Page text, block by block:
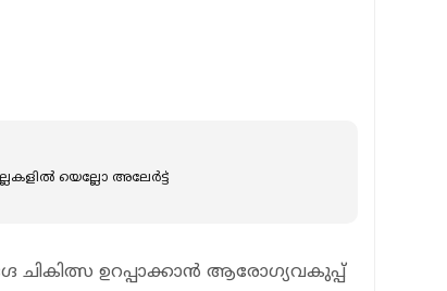
യെല്ലോ അലേര്‍ട്ട്
ചികിത്സ ഉറപ്പാക്കാന്‍ ആരോഗ്യവകുപ്പ്